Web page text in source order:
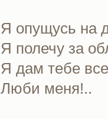
Я опущусь на
Я полечу за
Я дам тебе
Люби меня!..